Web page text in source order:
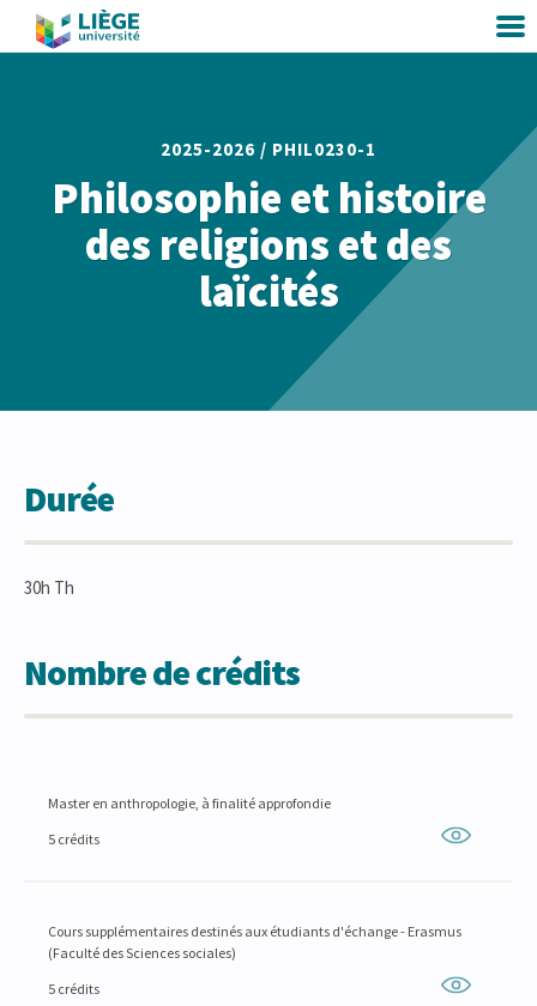
2025-2026 / PHIL0230-1
Philosophie et histoire
des religions et des
laïcités
Durée
30h Th
Nombre de crédits
Master en anthropologie, à finalité approfondie
5 crédits
Cours supplémentaires destinés aux étudiants d'échange - Erasmus
(Faculté des Sciences sociales)
5 crédits